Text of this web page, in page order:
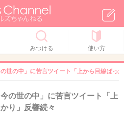
みつける 使い方
世の中」に苦言ツイート「上から目線ばっ
の世の中」に苦言ツイート「上
り」反響続々